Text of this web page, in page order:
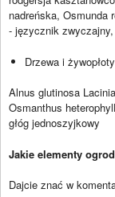
nadreńska, Osmunda
- języcznik
Drzewa i
Alnus glutinosa
Osmanthus
głóg jednoszyjkowy
Jakie elementy
Dajcie znać w